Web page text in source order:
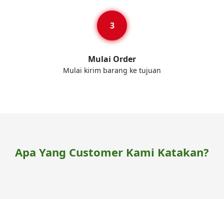
Mulai Order
Mulai kirim barang ke tujuan
Apa Yang Customer Kami Katakan?